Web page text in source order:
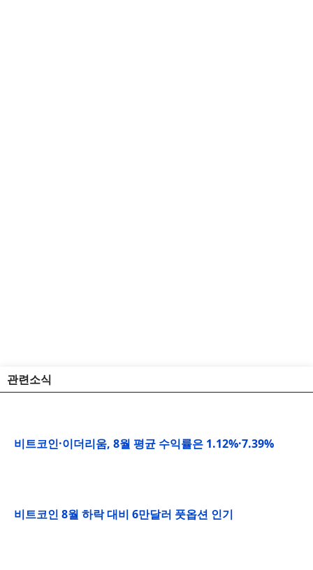
관련소식
비트코인·이더리움, 8월 평균 수익률은 1.12%·7.39%
비트코인 8월 하락 대비 6만달러 풋옵션 인기